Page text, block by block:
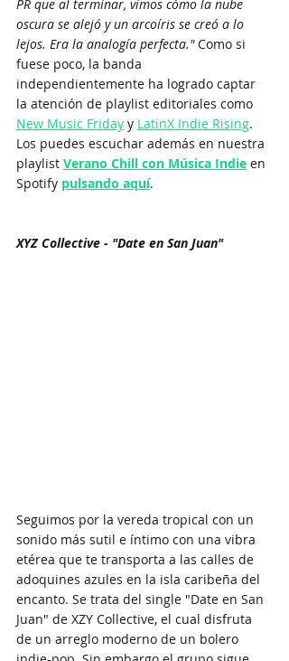
PR que al terminar, vimos cómo la nube
oscura se alejó y un arcoíris se creó a lo
lejos. Era la analogía perfecta." Como si
fuese poco, la banda
independientemente ha logrado captar
la atención de playlist editoriales como
New Music Friday y LatinX Indie Rising.
Los puedes escuchar además en nuestra
playlist Verano Chill con Música Indie en
Spotify pulsando aquí.
XYZ Collective - "Date en San Juan"
Seguimos por la vereda tropical con un
sonido más sutil e íntimo con una vibra
etérea que te transporta a las calles de
adoquines azules en la isla caribeña del
encanto. Se trata del single "Date en San
Juan" de XZY Collective, el cual disfruta
de un arreglo moderno de un bolero